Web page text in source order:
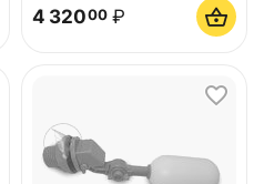
4 32000 ₽